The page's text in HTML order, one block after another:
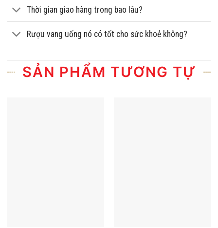
Thời gian giao hàng trong bao lâu?
Rượu vang uống nó có tốt cho sức khoẻ không?
SẢN PHẨM TƯƠNG TỰ